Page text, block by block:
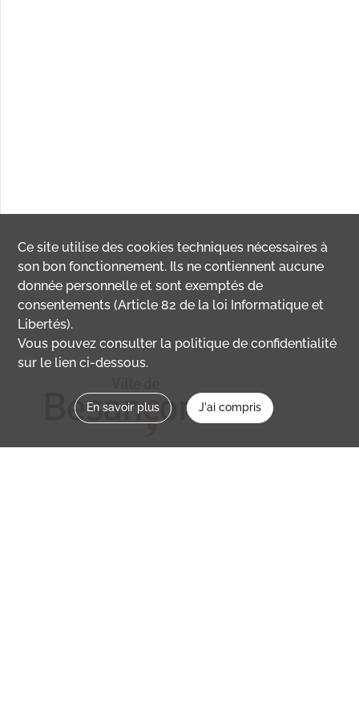
Ce site utilise descookies techniques nécessaires à
son bon fonctionnement. Ils ne contiennent aucune
donnée personnelle et sont exemptés de
consentements (Article 82 de la loi Informatique et
Libertés).
Vous pouvez consulter la politique de confidentialité
sur le lien ci-dessous.
En savoir plus J'ai compris